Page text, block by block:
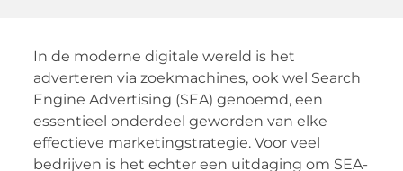
In de moderne digitale wereld is het
adverteren via zoekmachines, ook wel Search
Engine Advertising (SEA) genoemd, een
essentieel onderdeel geworden van elke
effectieve marketingstrategie. Voor veel
bedrijven is het echter een uitdaging om SEA-